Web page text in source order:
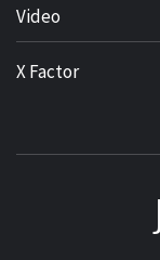
Video
X Factor